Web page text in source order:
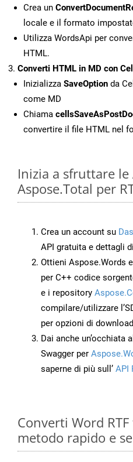
Crea un
locale e il formato
Utilizza WordsApi per
HTML.
Converti HTML in MD con
Inizializza SaveOption da
come MD
Chiama
convertire il file HTML nel
Inizia a sfruttare le
Aspose.Total per
Crea un account su
API gratuita e dettagli
Ottieni Aspose.Words
per C++ codice
e i repository
compilare/utilizzare
per opzioni di
Dai anche un’occhiata
Swagger per
saperne di più sull’ API
Converti Word
metodo rapido e